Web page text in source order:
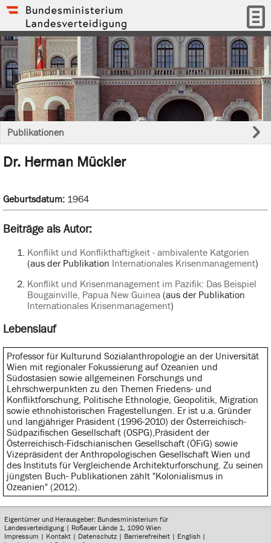
Publikationen
Dr. Herman Mückler
Geburtsdatum:1964
Beiträge als Autor:
Konflikt und Konflikthaftigkeit - ambivalente Katgorien
(aus der Publikation Internationales Krisenmanagement)
Konflikt und Krisenmanagement im Pazifik: Das Beispiel
Bougainville, Papua New Guinea(aus der Publikation
Internationales Krisenmanagement)
Lebenslauf
Professor für Kulturund Sozialanthropologie an der Universität
Wien mit regionaler Fokussierung auf Ozeanien und
Südostasien sowie allgemeinen Forschungs und
Lehrschwerpunkten zu den Themen Friedens- und
Konfliktforschung, Politische Ethnologie, Geopolitik, Migration
sowie ethnohistorischen Fragestellungen. Er ist u.a. Gründer
und langjähriger Präsident (1996-2010) der Österreichisch-
Südpazifischen Gesellschaft (OSPG),Präsident der
Österreichisch-Fidschianischen Gesellschaft (ÖFiG) sowie
Vizepräsident der Anthropologischen Gesellschaft Wien und
des Instituts für Vergleichende Architekturforschung. Zu seinen
jüngsten Buch- Publikationen zählt "Kolonialismus in
Ozeanien" (2012).
Eigentümer und Herausgeber: Bundesministerium für
Landesverteidigung | Roßauer Lände 1, 1090 Wien
Impressum | Kontakt | Datenschutz | Barrierefreiheit | English |